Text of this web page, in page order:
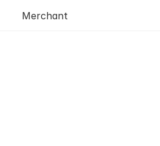
Merchant